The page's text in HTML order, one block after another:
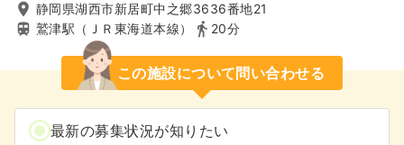
静岡県湖西市新居町中之郷3636番地21
鷲津駅（ＪＲ東海道本線）
20分
この施設について問い合わせる
最新の募集状況が知りたい